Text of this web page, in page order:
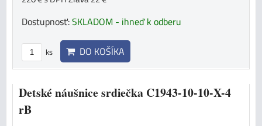
Dostupnosť:SKLADOM - ihneď k odberu
ks DO KOŠÍKA
Detské náušnice srdiečka C1943-10-10-X-4
rB